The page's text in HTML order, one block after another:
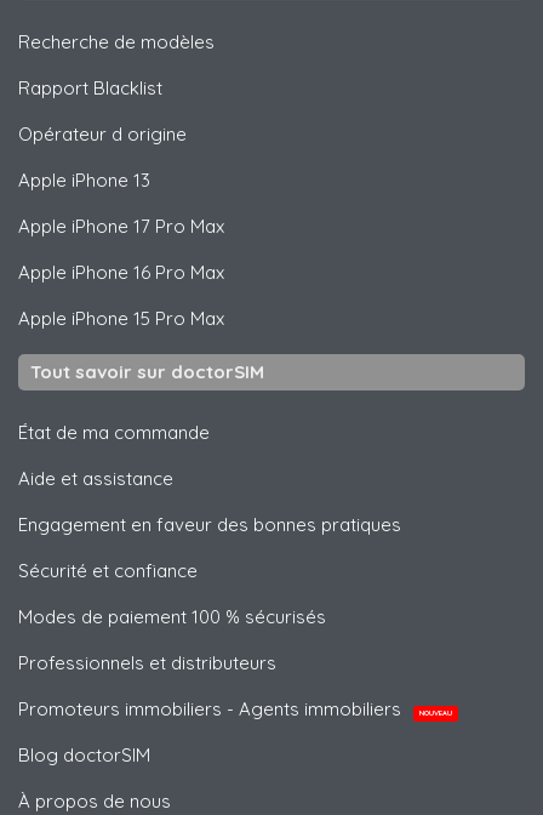
Recherche de modèles
Rapport Blacklist
Opérateur d origine
Apple iPhone 13
Apple iPhone 17 Pro Max
Apple iPhone 16 Pro Max
Apple iPhone 15 Pro Max
Tout savoir sur doctorSIM
État de ma commande
Aide et assistance
Engagement en faveur des bonnes pratiques
Sécurité et confiance
Modes de paiement 100 % sécurisés
Professionnels et distributeurs
Promoteurs immobiliers - Agents immobiliers
NOUVEAU
Blog doctorSIM
À propos de nous